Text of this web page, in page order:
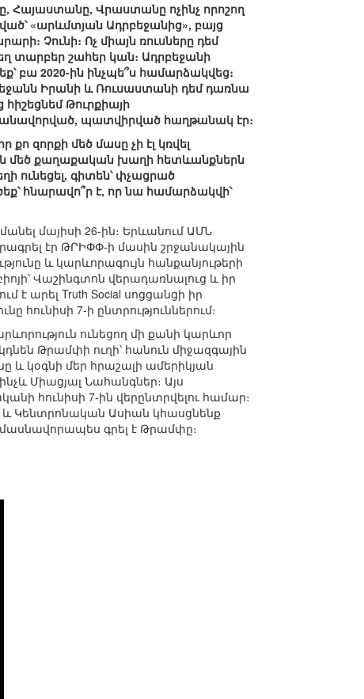
Հայաստանը, Վրաստանը ոչինչ որոշող
«արևմտյան Ադրբեջանից», բայց
Չունի։ Ոչ միայն ռուսները դեմ
տարբեր շահեր կան։ Ադրբեջանի
բա 2020-ին ինչպե՞ս համարձակվեց։
Իրանի և Ռուսաստանի դեմ դառնա
Թուրքիայի
պատվիրված հաղթանակ էր։
զորքի մեծ մասը չի էլ կռվել
մեծ քաղաքական խաղի հետևանքներն
ունեցել, գիտեն՝ փչացրած
հնարավո՞ր է, որ նա համարձակվի՝
մայիսի 26-ին։ Երևանում ԱՄՆ
էր ԹՐԻՓՓ-ի մասին շրջանակային
և կարևորագույն հանքանյութերի
Վաշինգտոն վերադառնալուց և իր
է արել Truth Social սոցցանցի իր
հունիսի 7-ի ընտրություններում։
ունեցող մի քանի կարևոր
Թրամփի ուղի՝ հանուն միջազգային
կօգնի մեր հրաշալի ամերիկյան
Միացյալ Նահանգներ։ Այս
հունիսի 7-ին վերընտրվելու համար։
և Կենտրոնական Ասիան կհասցնենք
մասնավորապես գրել է Թրամփը։